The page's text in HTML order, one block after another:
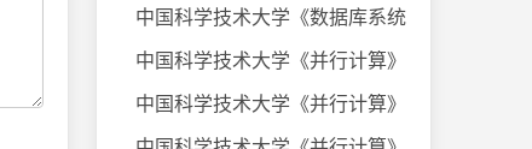
中国科学技术大学《数据库系统及应
中国科学技术大学《并行计算》考试
中国科学技术大学《并行计算》考试